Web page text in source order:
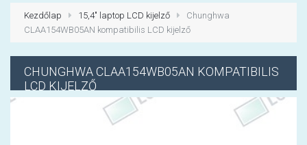
Kezdőlap 15,4" laptop LCD kijelző
Chunghwa
CLAA154WB05AN kompatibilis LCD kijelző
CHUNGHWA CLAA154WB05AN KOMPATIBILIS
LCD KIJELZŐ